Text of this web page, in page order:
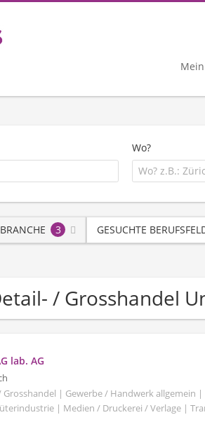
Wo?
BRANCHE 3 GESUCHTE
/ Grosshandel
lab. AG
Grosshandel | Gewerbe / Handwerk
| Medien / Druckerei / Verlage |